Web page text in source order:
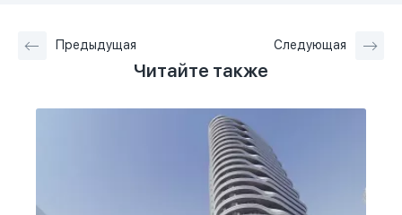
Предыдущая Следующая
Читайте также